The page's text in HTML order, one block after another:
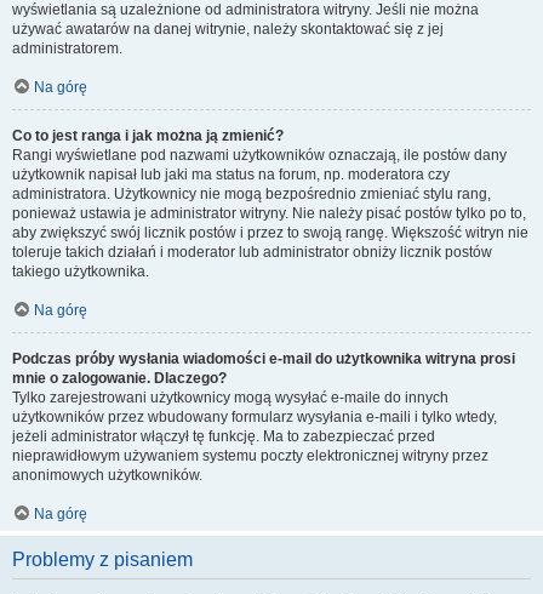
wyświetlania są uzależnione od administratora witryny. Jeśli nie można
używać awatarów na danej witrynie, należy skontaktować się z jej
administratorem.
Na górę
Co to jest ranga i jak można ją zmienić?
Rangi wyświetlane pod nazwami użytkowników oznaczają, ile postów dany
użytkownik napisał lub jaki ma status na forum, np. moderatora czy
administratora. Użytkownicy nie mogą bezpośrednio zmieniać stylu rang,
ponieważ ustawia je administrator witryny. Nie należy pisać postów tylko po to,
aby zwiększyć swój licznik postów i przez to swoją rangę. Większość witryn nie
toleruje takich działań i moderator lub administrator obniży licznik postów
takiego użytkownika.
Na górę
Podczas próby wysłania wiadomości e-mail do użytkownika witryna prosi
mnie o zalogowanie. Dlaczego?
Tylko zarejestrowani użytkownicy mogą wysyłać e-maile do innych
użytkowników przez wbudowany formularz wysyłania e-maili i tylko wtedy,
jeżeli administrator włączył tę funkcję. Ma to zabezpieczać przed
nieprawidłowym używaniem systemu poczty elektronicznej witryny przez
anonimowych użytkowników.
Na górę
Problemy z pisaniem